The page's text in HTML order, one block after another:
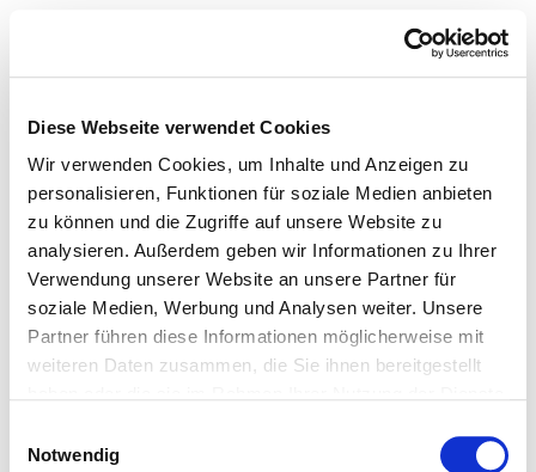
Diese Webseite verwendet Cookies
Wir verwenden Cookies, um Inhalte und Anzeigen zu
personalisieren, Funktionen für soziale Medien anbieten
zu können und die Zugriffe auf unsere Website zu
analysieren. Außerdem geben wir Informationen zu Ihrer
Verwendung unserer Website an unsere Partner für
soziale Medien, Werbung und Analysen weiter. Unsere
Partner führen diese Informationen möglicherweise mit
weiteren Daten zusammen, die Sie ihnen bereitgestellt
Notwendig